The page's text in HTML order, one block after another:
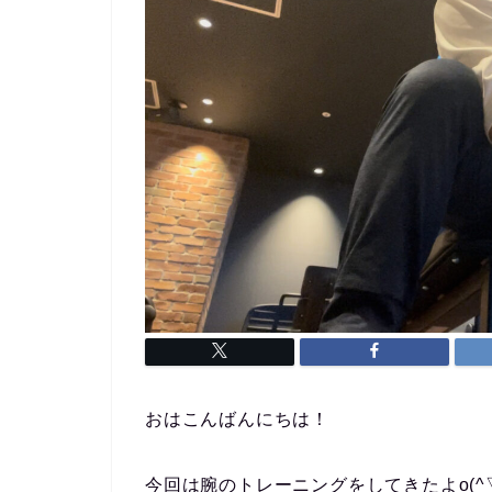
おはこんばんにちは！
今回は腕のトレーニングをしてきたよ